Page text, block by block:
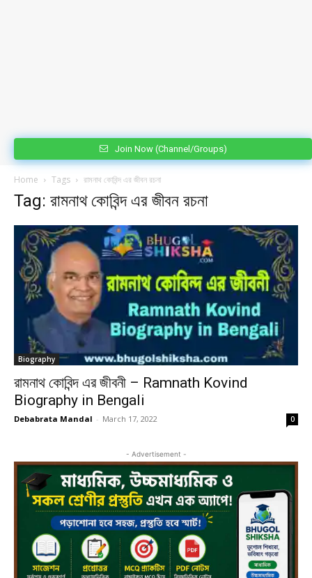
Join Now (Channel/Groups)
Home Tags রামনাথ কোবিন্দ এর জীবন রচনা
Tag: রামনাথ কোবিন্দ এর জীবন রচনা
Biography
রামনাথ কোবিন্দ এর জীবনী – Ramnath Kovind
Biography in Bengali
Debabrata Mandal - March 17, 2022 0
- Advertisement -